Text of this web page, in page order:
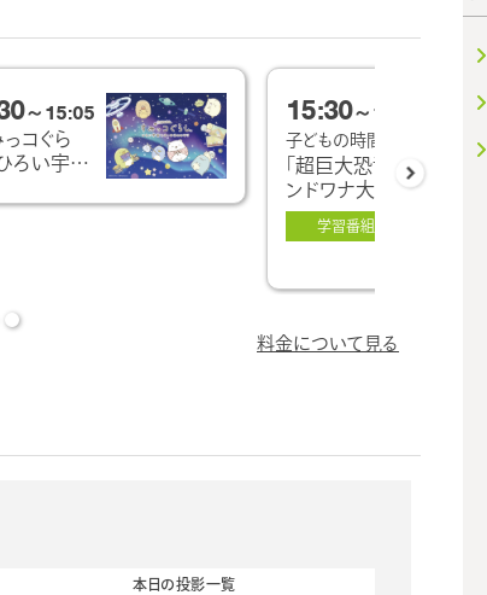
～15:05
っコぐら
い宇宙と
15:30～16:05
子どもの時間
「超巨大恐竜 ゴ
ンドワナ大陸の
謎」
学習番組
料金について見る
本日の投影一覧